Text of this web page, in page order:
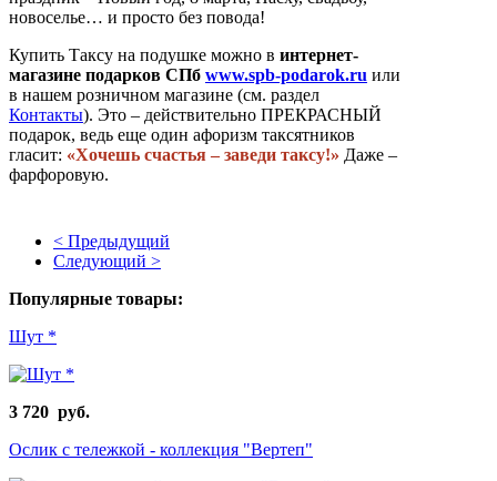
новоселье… и просто без повода!
Купить Таксу на подушке можно в интернет-
магазине подарков СПб www.spb-podarok.ru или
в нашем розничном магазине (см. раздел
Контакты). Это – действительно ПРЕКРАСНЫЙ
подарок, ведь еще один афоризм таксятников
гласит: «Хочешь счастья – заведи таксу!» Даже –
фарфоровую.
< Предыдущий
Следующий >
Популярные товары:
Шут *
3 720 руб.
Ослик с тележкой - коллекция "Вертеп"